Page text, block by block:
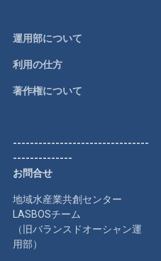
運用部について
利用の仕方
著作権について
--------------------------------
--------------
お問合せ
地域水産業共創センター
LASBOSチーム
（旧バランスドオーシャン運
用部）